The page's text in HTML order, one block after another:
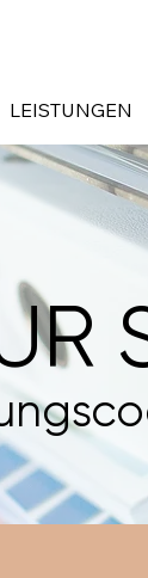
LEISTUNGEN